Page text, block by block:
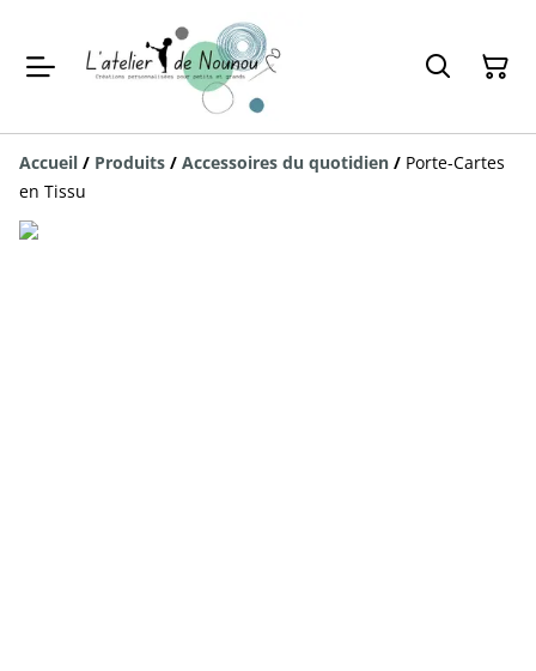
Accueil / Produits / Accessoires du quotidien / Porte-Cartes
en Tissu